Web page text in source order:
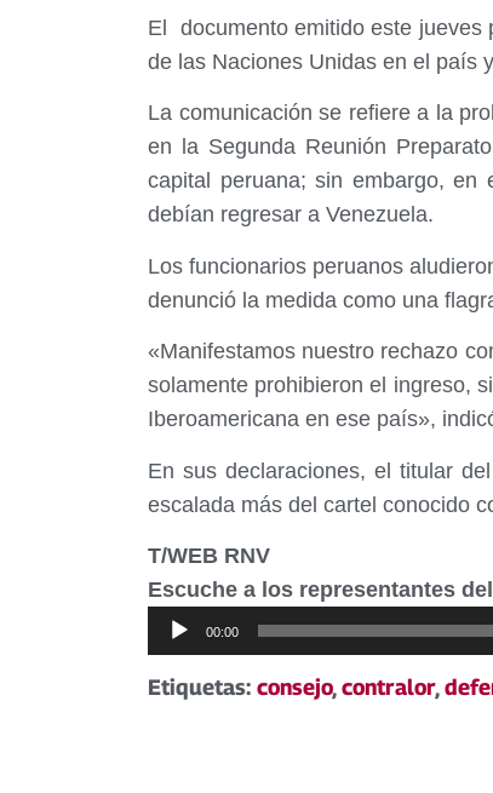
El documento emitido este jueves
de las Naciones Unidas en el país
La comunicación se refiere a la
en la Segunda Reunión
capital peruana; sin embargo, en
debían regresar a Venezuela.
Los funcionarios peruanos
denunció la medida como una
«Manifestamos nuestro rechazo
solamente prohibieron el ingreso,
Iberoamericana en ese país»,
En sus declaraciones, el titular
escalada más del cartel conocido
T/WEB RNV
Escuche a los representantes
Reproductor
de
audio
00:00
Etiquetas: consejo,contralor,